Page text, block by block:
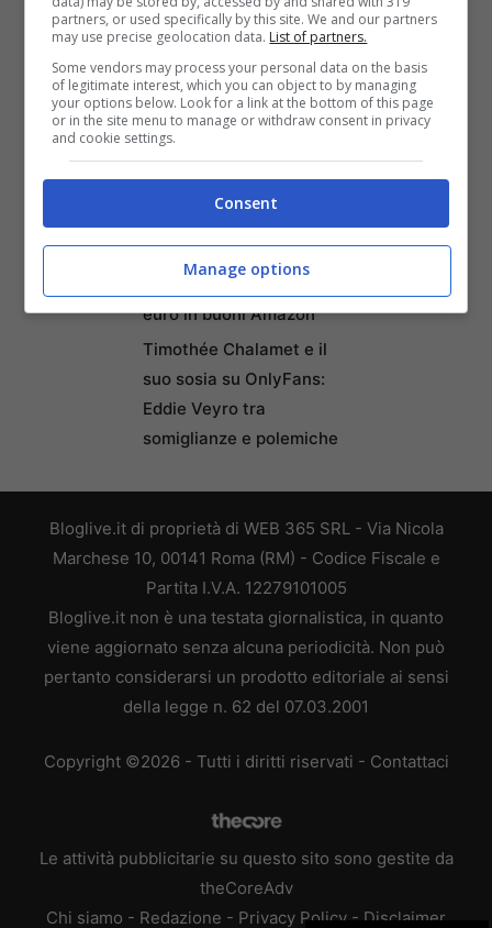
ristorante con MenuForma
Federico Venco: Il tragico
destino del motociclista
che ha pagato con la vita
un gesto di gentilezza
Credit Agricole lancia un
nuovo conto online a
canone zero con 50 euro
come ottenere fino a 650
euro in buoni Amazon
Timothée Chalamet e il
suo sosia su OnlyFans:
Eddie Veyro tra
somiglianze e polemiche
Bloglive.it di proprietà di WEB 365 SRL - Via Nicola
Marchese 10, 00141 Roma (RM) - Codice Fiscale e
Partita I.V.A. 12279101005
Bloglive.it non è una testata giornalistica, in quanto
viene aggiornato senza alcuna periodicità. Non può
pertanto considerarsi un prodotto editoriale ai sensi
della legge n. 62 del 07.03.2001
Copyright ©2026 - Tutti i diritti riservati - Contattaci
Le attività pubblicitarie su questo sito sono gestite da
theCoreAdv
Chi siamo - Redazione - Privacy Policy - Disclaimer
partners, or used specifically by this site. We and our partners
may use precise geolocation data. List of partners.
Some vendors may process your personal data on the basis
of legitimate interest, which you can object to by managing
your options below. Look for a link at the bottom of this page
or in the site menu to manage or withdraw consent in privacy
and cookie settings.
Consent
Manage options